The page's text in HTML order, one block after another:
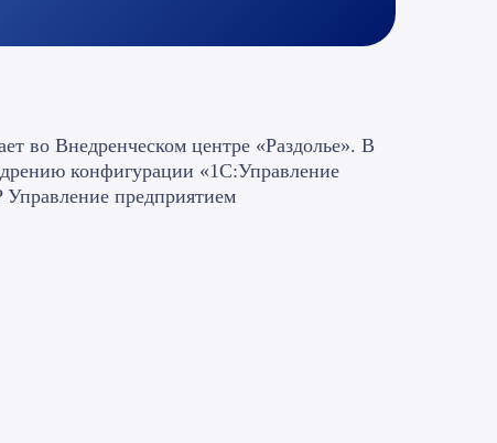
во Внедренческом центре «Раздолье». В
конфигурации «1С:Управление
предприятием